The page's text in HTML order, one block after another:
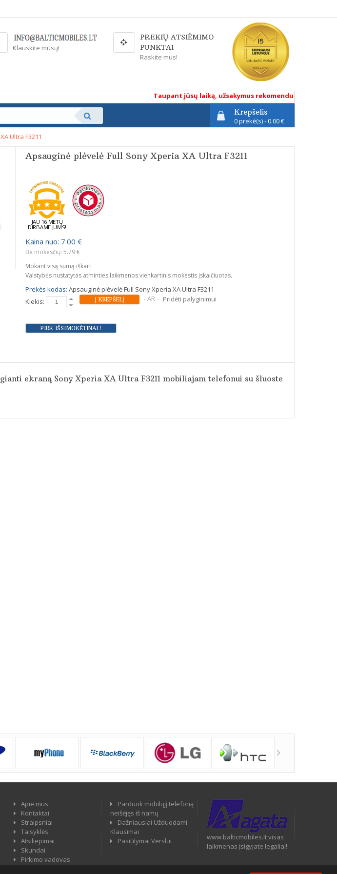
Klauskite mūsų!
PREKIŲ ATSIĖMIMO
PUNKTAI
Raskite mus!
Taupant jūsų laiką, užsakymus rekomenduojame atlikti
Krepšelis
0 prekė(s) - 0.00 €
Ultra F3211
Apsauginė plėvelė Full Sony Xperia XA Ultra F3211
JAU 16 METŲ
DIRBAME JUMS!
Kaina nuo: 7.00 €
Be mokesčių: 5.79 €
Mokant visą sumą iškart.
Valstybės nustatytas atminties laikmenos vienkartinis mokestis įskaičiuotas.
Prekės kodas: Apsauginė plėvelė Full Sony Xperia XA Ultra F3211
Kiekis:
- AR - Pridėti palyginimui
ekraną Sony Xperia XA Ultra F3211 mobiliajam telefonui su šluoste
Apie mus
Kontaktai
Straipsniai
Taisyklės
Atsiliepimai
Skundai
Pirkimo vadovas
Parduok mobilųjį telefoną
neišėjęs iš namų
Dažniausiai Užduodami
Klausimai
Pasiūlymai Verslui
www.balticmobiles.lt visas
laikmenas įsigyjate legaliai!